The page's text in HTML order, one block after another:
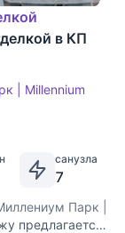
в КП
| Millennium
санузла
7
Парк |
предлагается